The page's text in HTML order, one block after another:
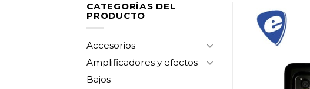
CATEGORÍAS DEL
PRODUCTO
Accesorios
Amplificadores y efectos
Bajos